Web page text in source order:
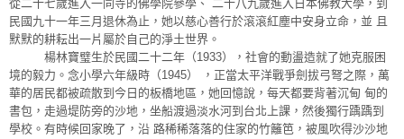
從二十七歲進入一同寺的佛學院參學、 二十八九歲進入日本佛教大學，到
民國九十一年三月退休為止，她以慈心善行於滾滾紅塵中安身立命，並 且
默默的耕耘出一片屬於自己的淨土世界。
楊林寶璧生於民國二十二年（1933），社會的動盪造就了她克服困
境的毅力。念小學六年級時（1945） ，正當太平洋戰爭劍拔弓弩之際，萬
華的居民都被疏散到今日的板橋地區，她回憶說，每天都要背著沉甸 甸的
書包，走過堤防旁的沙地，坐船渡過淡水河到台北上課，然後獨行踽踽到
學校。有時候回家晚了，沿 路稀稀落落的住家的竹籬笆，被風吹得沙沙地